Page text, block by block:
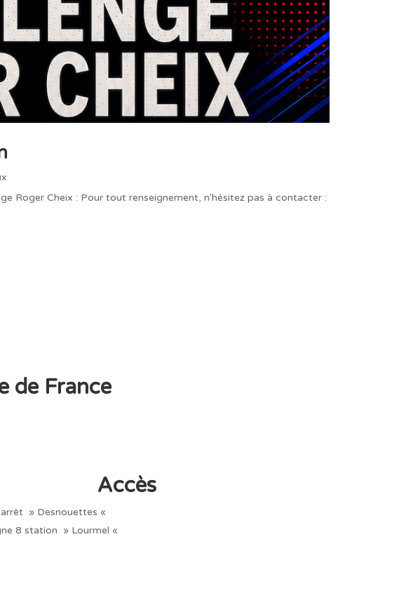
Roger Cheix : Pour tout renseignement, n'hésitez pas à contacter :
de France
Accès
» Desnouettes «
8 station » Lourmel «